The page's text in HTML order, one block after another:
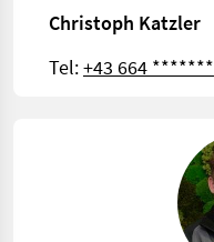
Christoph Katzler
Tel:+43 664 *******